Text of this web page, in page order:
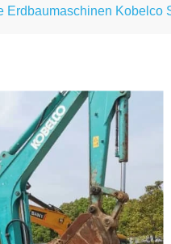
Erdbaumaschinen Kobelco